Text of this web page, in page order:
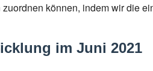
können, indem wir die
im Juni 2021